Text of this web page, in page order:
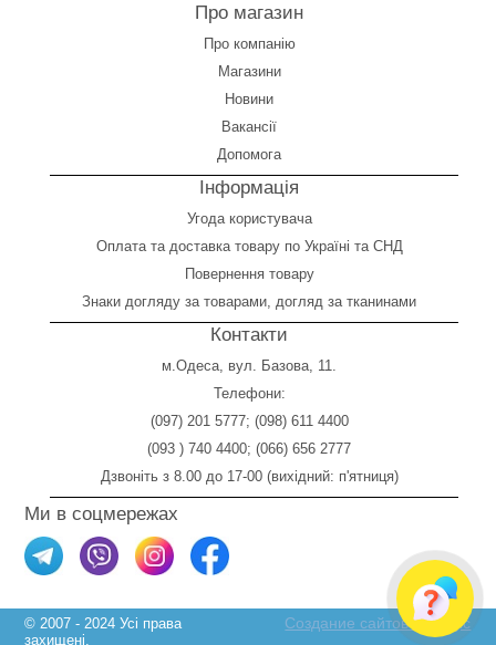
Про магазин
Про компанію
Магазини
Новини
Вакансії
Допомога
Інформація
Угода користувача
Оплата та доставка товару по Україні та СНД
Повернення товару
Знаки догляду за товарами, догляд за тканинами
Контакти
м.Одеса, вул. Базова, 11.
Телефони:
(097) 201 5777; (098) 611 4400
(093 ) 740 4400; (066) 656 2777
Дзвоніть з 8.00 до 17-00 (вихідний: п'ятниця)
Ми в соцмережах
© 2007 - 2024 Усі права
захищені.
Создание сайтов Skylogic